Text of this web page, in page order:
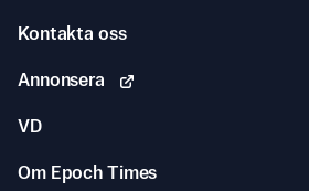
Kontakta oss
Annonsera
VD
Om Epoch Times